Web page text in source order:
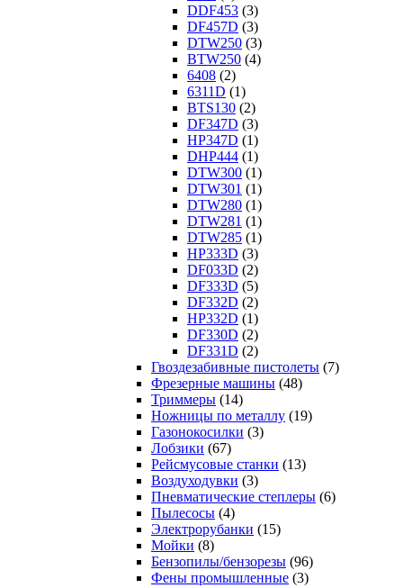
DDF453 (3)
DF457D (3)
DTW250 (3)
BTW250 (4)
6408 (2)
6311D (1)
BTS130 (2)
DF347D (3)
HP347D (1)
DHP444 (1)
DTW300 (1)
DTW301 (1)
DTW280 (1)
DTW281 (1)
DTW285 (1)
HP333D (3)
DF033D (2)
DF333D (5)
DF332D (2)
HP332D (1)
DF330D (2)
DF331D (2)
Гвоздезабивные пистолеты (7)
Фрезерные машины (48)
Триммеры (14)
Ножницы по металлу (19)
Газонокосилки (3)
Лобзики (67)
Рейсмусовые станки (13)
Воздуходувки (3)
Пневматические степлеры (6)
Пылесосы (4)
Электрорубанки (15)
Мойки (8)
Бензопилы/бензорезы (96)
Фены промышленные (3)